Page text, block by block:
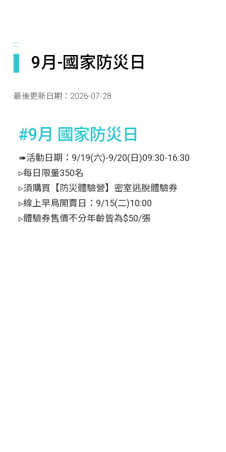
:::
9月-國家防災日
最後更新日期： 2026-07-28
#9月 國家防災日
➠活動日期：9/19(六)-9/20(日)09:30-16:30
▹每日限量350名
▹須購買【防災體驗營】密室逃脫體驗券
▹線上早鳥開賣日：9/15(二)10:00
▹體驗券售價不分年齡皆為$50/張